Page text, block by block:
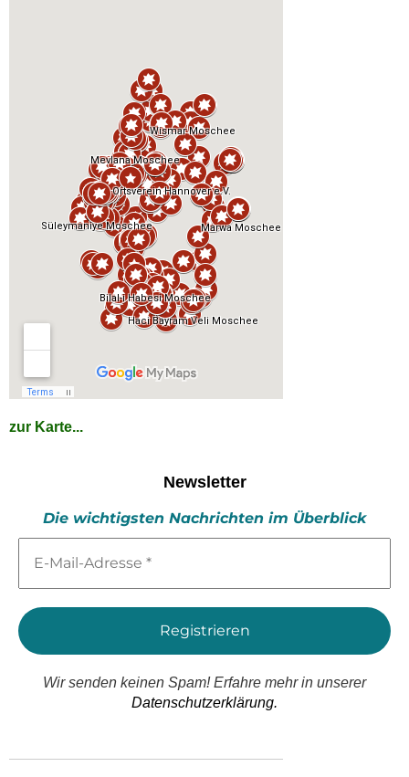
zur Karte...
Newsletter
Die wichtigsten Nachrichten im Überblick
Mail-
*
Wir senden keinen Spam! Erfahre mehr in unserer
Datenschutzerklärung.